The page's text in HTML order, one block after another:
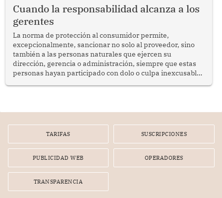
Cuando la responsabilidad alcanza a los
gerentes
La norma de protección al consumidor permite,
excepcionalmente, sancionar no solo al proveedor, sino
también a las personas naturales que ejercen su
dirección, gerencia o administración, siempre que estas
personas hayan participado con dolo o culpa inexcusable
por la frustrada realización de un meet and greet con
TARIFAS SUSCRIPCIONES
PUBLICIDAD WEB OPERADORES
TRANSPARENCIA